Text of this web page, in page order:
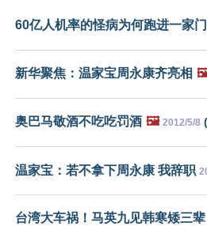
60亿人机率的怪病为何跑进一家门
新华聚焦：温家宝周永康齐亮相
奥巴马敬酒不吃吃罚酒 🖼️ 2012/5/8 (
温家宝：若不拿下周永康 我辞职
台湾大车祸！马英九见韩寒矮三辈